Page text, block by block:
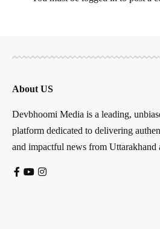
About US
Devbhoomi Media is a leading,
platform dedicated to delivering
and impactful news from Uttarakhand